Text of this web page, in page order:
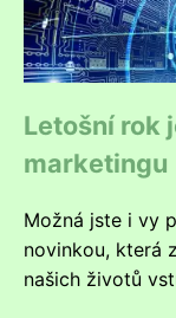
Letošní rok
marketingu
Možná jste i vy
novinkou, která
našich životů